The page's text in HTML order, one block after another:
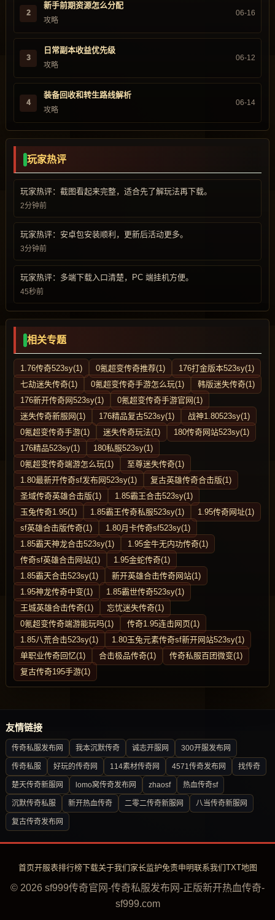
2
新手前期资源怎么分配
攻略
06-16
3
日常副本收益优先级
攻略
06-12
4
装备回收和转生路线解析
攻略
06-14
玩家热评
玩家热评：截图看起来完整，适合先了解玩法再下载。
2分钟前
玩家热评：安卓包安装顺利，更新后活动更多。
3分钟前
玩家热评：多端下载入口清楚，PC 端挂机方便。
45秒前
相关专题
1.76传奇523sy(1) 0氪超变传奇推荐(1)
176打金版本523sy(1)
七劫迷失传奇(1)
0氪超变传奇手游怎么玩(1)
韩版迷失传奇(1)
176新开传奇网523sy(1)
0氪超变传奇手游官网(1)
迷失传奇新服网(1)
176精品复古523sy(1)
战神1.80523sy(1)
0氪超变传奇手游(1)
迷失传奇玩法(1)
180传奇网站523sy(1)
176精品523sy(1)
180私服523sy(1)
0氪超变传奇端游怎么玩(1)
至尊迷失传奇(1)
1.80最新开传奇sf发布网523sy(1)
复古英雄传奇合击版(1)
圣域传奇英雄合击版(1)
1.85霸王合击523sy(1)
玉兔传奇1.95(1)
1.85霸王传奇私服523sy(1)
1.95传奇网址(1)
sf英雄合击版传奇(1)
1.80月卡传奇sf523sy(1)
1.85霸天神龙合击523sy(1)
1.95金牛无内功传奇(1)
传奇sf英雄合击网站(1)
1.95金蛇传奇(1)
1.85霸天合击523sy(1)
新开英雄合击传奇网站(1)
1.95神龙传奇中变(1)
1.85霸世传奇523sy(1)
王城英雄合击传奇(1)
忘忧迷失传奇(1)
0氪超变传奇端游能玩吗(1)
传奇1.95连击网页(1)
1.85八荒合击523sy(1)
1.80玉兔元素传奇sf新开网站523sy(1)
单职业传奇回忆(1)
合击极品传奇(1)
传奇私服百团微变(1)
复古传奇195手游(1)
友情链接
传奇私服发布网 我本沉默传奇 诚志开服网 300开服发布网
传奇私服 好玩的传奇网 114素材传奇网 4571传奇发布网 找传奇
楚天传奇新服网 lomo窝传奇发布网 zhaosf 热血传奇sf
沉默传奇私服 新开热血传奇 二零二传奇新服网 八当传奇新服网
复古传奇发布网
首页开服表排行榜下载关于我们 家长监护免责申明联系我们TXT地图
© 2026 sf999传奇官网-传奇私服发布网-正版新开热血传奇-
sf999.com